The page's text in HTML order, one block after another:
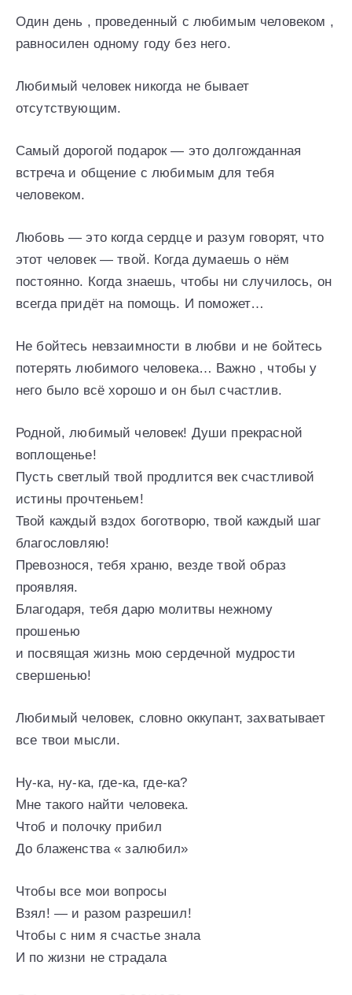
Один день , проведенный с любимым человеком ,
равносилен одному году без него.
Любимый человек никогда не бывает
отсутствующим.
Самый дорогой подарок — это долгожданная
встреча и общение с любимым для тебя
человеком.
Любовь — это когда сердце и разум говорят, что
этот человек — твой. Когда думаешь о нём
постоянно. Когда знаешь, чтобы ни случилось, он
всегда придёт на помощь. И поможет…
Не бойтесь невзаимности в любви и не бойтесь
потерять любимого человека… Важно , чтобы у
него было всё хорошо и он был счастлив.
Родной, любимый человек! Души прекрасной
воплощенье!
Пусть светлый твой продлится век счастливой
истины прочтеньем!
Твой каждый вздох боготворю, твой каждый шаг
благословляю!
Превознося, тебя храню, везде твой образ
проявляя.
Благодаря, тебя дарю молитвы нежному
прошенью
и посвящая жизнь мою сердечной мудрости
свершенью!
Любимый человек, словно оккупант, захватывает
все твои мысли.
Ну-ка, ну-ка, где-ка, где-ка?
Мне такого найти человека.
Чтоб и полочку прибил
До блаженства « залюбил»
Чтобы все мои вопросы
Взял! — и разом разрешил!
Чтобы с ним я счастье знала
И по жизни не страдала